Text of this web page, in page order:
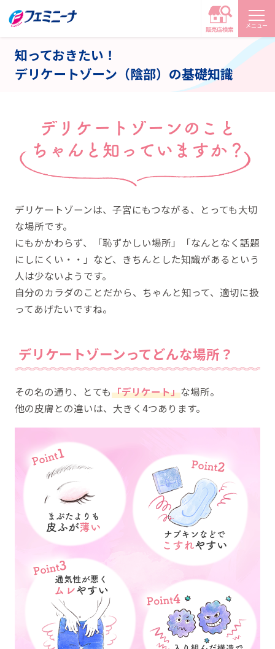
メニュー
知っておきたい！
デリケートゾーン（陰部）の基礎知識
デリケートゾーンは、子宮にもつながる、とっても大切
な場所です。
にもかかわらず、「恥ずかしい場所」「なんとなく話題
にしにくい・・」など、 きちんとした知識があるという
人は少ないようです。
自分のカラダのことだから、ちゃんと知って、適切に扱
ってあげたいですね。
デリケートゾーンってどんな場所？
その名の通り、とても「デリケート」な場所。
他の皮膚との違いは、大きく4つあります。